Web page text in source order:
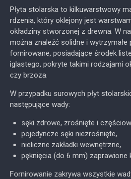
Płyta stolarska to kilkuwarstwowy
rdzenia, który oklejony jest
okładziny stworzonej z drewna. W
można znaleźć solidne i wytrzymałe
fornirowane, posiadające środek
iglastego, pokryte takimi rodzajami
czy brzoza.
W przypadku surowych płyt
następujące wady:
sęki zdrowe, zrośnięte i
pojedyncze sęki niezrośnięte,
nieliczne zakładki wewnętrzne,
pęknięcia (do 6 mm) zaprawione
Fornirowanie zakrywa wszystkie